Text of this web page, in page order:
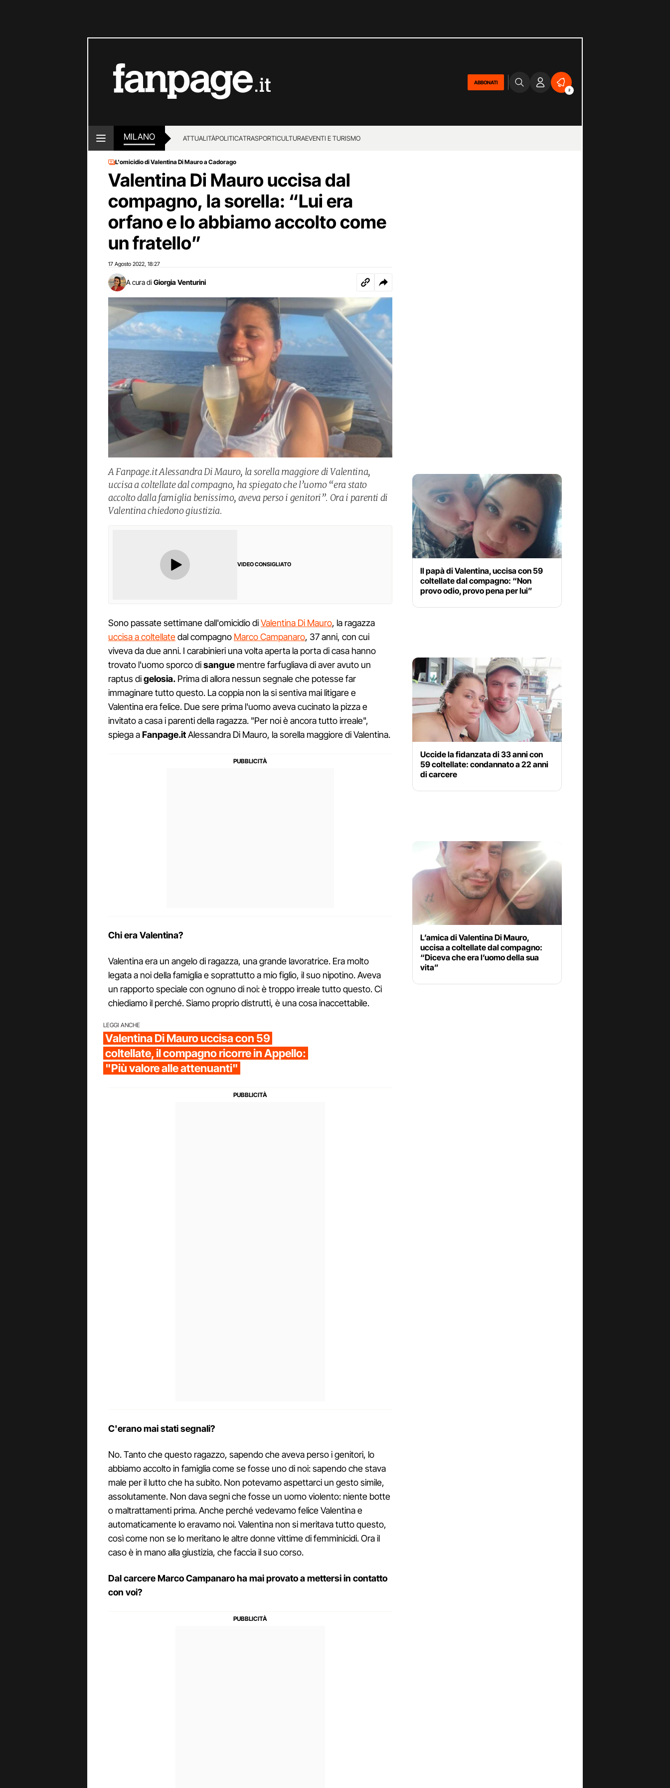
ABBONATI
2
MILANO ATTUALITÀPOLITICATRASPORTICULTURAEVENTI E TURISMO
L'omicidio di Valentina Di Mauro a Cadorago
Valentina Di Mauro uccisa dal
compagno, la sorella: “Lui era
orfano e lo abbiamo accolto come
un fratello”
17 Agosto 2022 18:27
A cura di Giorgia Venturini
A Fanpage.it Alessandra Di Mauro, la sorella maggiore di Valentina,
uccisa a coltellate dal compagno, ha spiegato che l’uomo “era stato
accolto dalla famiglia benissimo, aveva perso i genitori”. Ora i parenti di
Valentina chiedono giustizia.
VIDEO CONSIGLIATO
Sono passate settimane dall'omicidio diValentina Di Mauro, la ragazza
uccisa a coltellatedal compagno Marco Campanaro, 37 anni, con cui
viveva da due anni. I carabinieri una volta aperta la porta di casa hanno
trovato l'uomo sporco disangue mentre farfugliava di aver avuto un
raptus digelosia. Prima di allora nessun segnale che potesse far
immaginare tutto questo. La coppia non la si sentiva mai litigare e
Valentina era felice. Due sere prima l'uomo aveva cucinato la pizza e
invitato a casa i parenti della ragazza. "Per noi è ancora tutto irreale",
spiega aFanpage.itAlessandra Di Mauro, la sorella maggiore di Valentina.
Chi era Valentina?
Valentina era un angelo di ragazza, una grande lavoratrice. Era molto
legata a noi della famiglia e soprattutto a mio figlio, il suo nipotino. Aveva
un rapporto speciale con ognuno di noi: è troppo irreale tutto questo. Ci
chiediamo il perché. Siamo proprio distrutti, è una cosa inaccettabile.
LEGGI ANCHE
Valentina Di Mauro uccisa con 59
coltellate, il compagno ricorre in Appello:
"Più valore alle attenuanti"
C'erano mai stati segnali?
No. Tanto che questo ragazzo, sapendo che aveva perso i genitori, lo
abbiamo accolto in famiglia come se fosse uno di noi: sapendo che stava
male per il lutto che ha subito. Non potevamo aspettarci un gesto simile,
assolutamente. Non dava segni che fosse un uomo violento: niente botte
o maltrattamenti prima. Anche perché vedevamo felice Valentina e
automaticamente lo eravamo noi. Valentina non si meritava tutto questo,
così come non se lo meritano le altre donne vittime di femminicidi. Ora il
caso è in mano alla giustizia, che faccia il suo corso.
Dal carcere Marco Campanaro ha mai provato a mettersi in contatto
con voi?
Il papà di Valentina, uccisa con 59
coltellate dal compagno: “Non
provo odio, provo pena per lui”
Uccide la fidanzata di 33 anni con
59 coltellate: condannato a 22 anni
di carcere
L’amica di Valentina Di Mauro,
uccisa a coltellate dal compagno:
“Diceva che era l’uomo della sua
vita”